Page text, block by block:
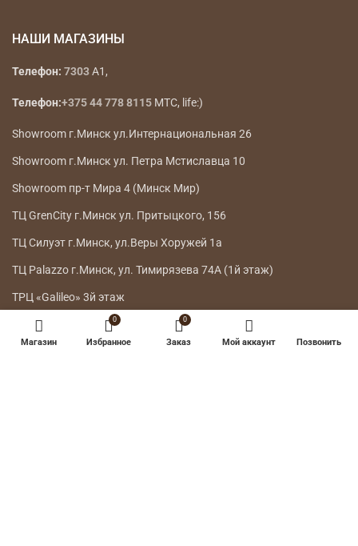
НАШИ МАГАЗИНЫ
Телефон: 7303A1,
Телефон:+375 44 778 8115 МТС, life:)
Showroom г.Минск ул.Интернациональная 26
Showroom г.Минск ул. Петра Мстиславца 10
Showroom пр-т Мира 4 (Минск Мир)
ТЦ GrenCity г.Минск ул. Притыцкого, 156
ТЦ Силуэт г.Минск, ул.Веры Хоружей 1а
ТЦ Palazzo г.Минск, ул. Тимирязева 74А (1й этаж)
ТРЦ «Galileo» 3й этаж
ГЛАВНОЕ МЕНЮ
Магазин
0
Избранное
0
Заказ Мой аккаунт Позвонить